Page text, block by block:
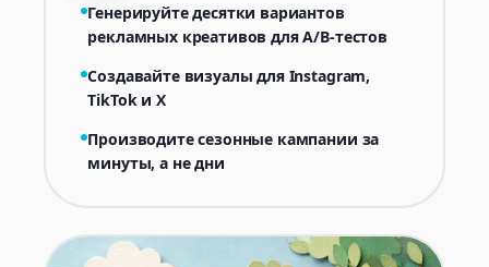
Генерируйте десятки вариантов
рекламных креативов для A/B-тестов
Создавайте визуалы для Instagram,
TikTok и X
Производите сезонные кампании за
минуты, а не дни